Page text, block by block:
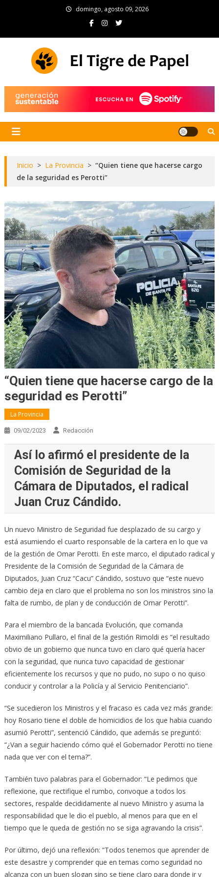
domingo, agosto 09, 2026
Inicio > La Provincia > “Quien tiene que hacerse cargo
de la seguridad es Perotti”
“Quien tiene que hacerse cargo de la
seguridad es Perotti”
La Provincia
09/02/2023 Redacción
Así lo afirmó el presidente de la
Comisión de Seguridad de la
Cámara de Diputados, el radical
Juan Cruz Cándido.
Un nuevo Ministro de Seguridad fue desplazado de su cargo y
está asumiendo el cuarto responsable de la cartera en lo que va
de la gestión de Omar Perotti. En este marco, el diputado radical y
Presidente de la Comisión de Seguridad de la Cámara de
Diputados, Juan Cruz “Cacu” Cándido, sostuvo que “este nuevo
cambio deja en claro que el problema no son los ministros sino la
falta de rumbo, de plan y de conducción de Omar Perotti”.
Para el miembro de la bancada Evolución, que comanda
Maximiliano Pullaro, el final de la gestión Rimoldi es “el resultado
obvio de un gobierno que nunca tuvo en claro qué quería hacer
con la seguridad, que nunca tuvo capacidad de gestionar
eficientemente los recursos y que no pudo, no supo o no quiso
conducir y controlar a la Policía y al Servicio Penitenciario”.
“Se sucedieron los Ministros y el fracaso es cada vez más grande:
hoy Rosario tiene el doble de homicidios de los que habia cuando
asumió Perotti”, sentenció Cándido, que además se preguntó:
“¿Van a seguir haciendo cómo qué el Gobernador Perotti no tiene
nada que ver con el tema?”.
También tuvo palabras para el Gobernador: “Le pedimos que
reflexione, que rectifique el rumbo, convoque a todos los
sectores, respalde decididamente al nuevo Ministro y asuma la
responsabilidad que le dio el pueblo, al menos para que en el
tiempo que le queda de gestión no se siga agravando la crisis”.
Por último, dejó una reflexión: “Todos tenemos que aprender de
este desastre y comprender que en temas como seguridad no
alcanza con un buen slogan sino se tiene claro para donde ir y